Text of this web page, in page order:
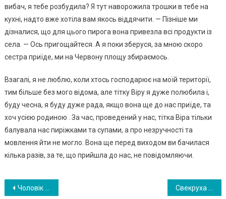
вибач, я тебе розбудила? Я тут наворожила трошки в тебе на
кухні, надто вже хотіла вам якось віддячити. — Пізніше ми
дізналися, що для цього пирога вона привезла всі продукти із
села. — Ось пригощайтеся. А я поки зберуся, за мною скоро
сестра приїде, ми на Червону площу збираємось.
Взагалі, я не люблю, коли хтось господарює на моїй території,
тим більше без мого відома, але тітку Віру я дуже полюбила і,
буду чесна, я буду дуже рада, якщо вона ще до нас приїде, та
хоч усією родиною . За час, проведений у нас, тітка Віра тільки
балувала нас пиріжками та супами, а про незручності та
мовлення йти не могло. Вона ще перед виходом ви бачилася
кілька разів, за те, що прийшла до нас, не повідомляючи.
Навигация
Чоловік заявив мені, що його колиաня дружина має великі борrи, і він nовинен доnомогти їй. Але навіщо все це — вона ж абсолютно чу жа для нас людина?